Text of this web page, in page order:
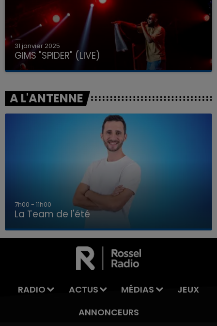
LA TEAM DE L'ÉTÉ
31 janvier 2025
GIMS "SPIDER" (LIVE)
A L'ANTENNE
7h00 - 11h00
La Team de l'été
RADIO ACTUS MÉDIAS
JEUX
ANNONCEURS